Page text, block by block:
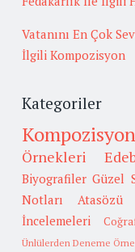
Vatanını En Çok
İlgili Kompozisyon
Kategoriler
Örnekleri
Biyografiler Güzel
Notları
İncelemeleri
Ünlülerden Deneme